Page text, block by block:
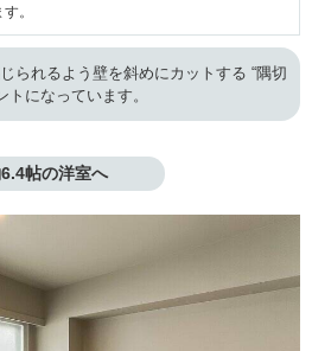
。
られるよう壁を斜めにカットする “隅切
トになっています。
帖の洋室へ